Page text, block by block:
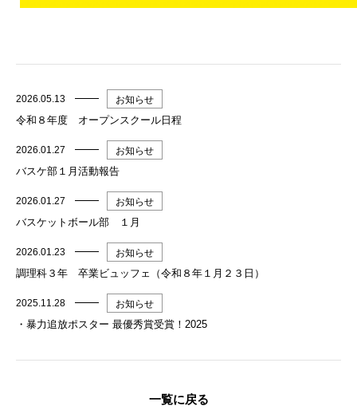
2026.05.13 お知らせ
令和８年度 オープンスクール日程
2026.01.27 お知らせ
バスケ部１月活動報告
2026.01.27 お知らせ
バスケットボール部 １月
2026.01.23 お知らせ
調理科３年 卒業ビュッフェ（令和８年１月２３日）
2025.11.28 お知らせ
・暴力追放ポスター 最優秀賞受賞！2025
一覧に戻る